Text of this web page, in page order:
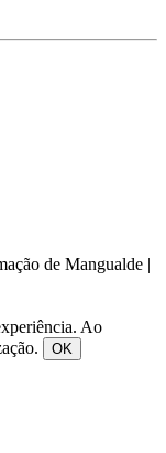
de Mangualde |
Ao
OK